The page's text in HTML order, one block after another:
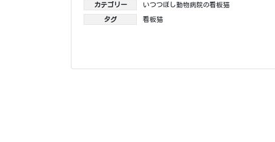
カテゴリー いつつぼし動物病院の看板猫
タグ 看板猫